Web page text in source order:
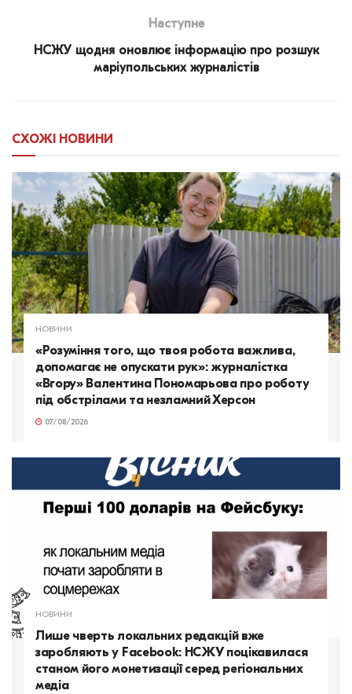
Наступне
НСЖУ щодня оновлює інформацію про розшук
маріупольських журналістів
СХОЖІ НОВИНИ
НОВИНИ
«Розуміння того, що твоя робота важлива,
допомагає не опускати рук»: журналістка
«Вгору» Валентина Пономарьова про роботу
під обстрілами та незламний Херсон
07/08/2026
НОВИНИ
Лише чверть локальних редакцій вже
заробляють у Facebook: НСЖУ поцікавилася
станом його монетизації серед регіональних
медіа